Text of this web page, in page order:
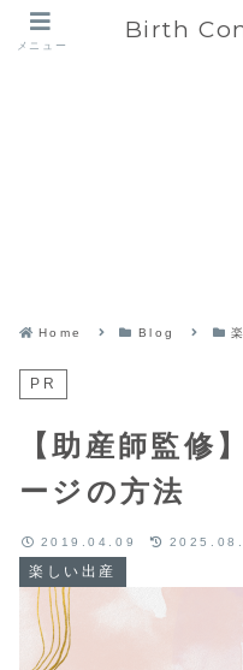
Home Blog
PR
【助産師監修
ージの方法
楽しい出産
2019.04.09
メニュー
Birth